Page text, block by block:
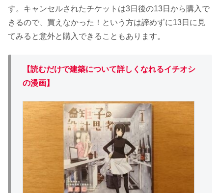
す。キャンセルされたチケットは3日後の13日から購入で
きるので、買えなかった！という方は諦めずに13日に見
てみると意外と購入できることもあります。
【読むだけで建築について詳しくなれるイチオシ
の漫画】